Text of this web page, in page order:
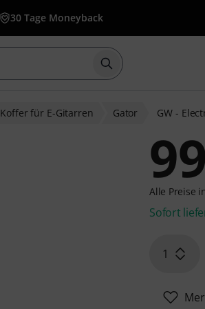
30 Tage Moneyback
Suche mit
Koffer für E-Gitarren Gator GW -
99
Alle Preise
Sofort
1